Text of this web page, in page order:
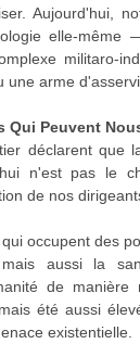
Aujourd'hui,
elle-même
militaro-
arme
Peuvent
déclarent que
n'est pas le
de nos
occupent des
aussi la
de manière
été aussi
existentielle.